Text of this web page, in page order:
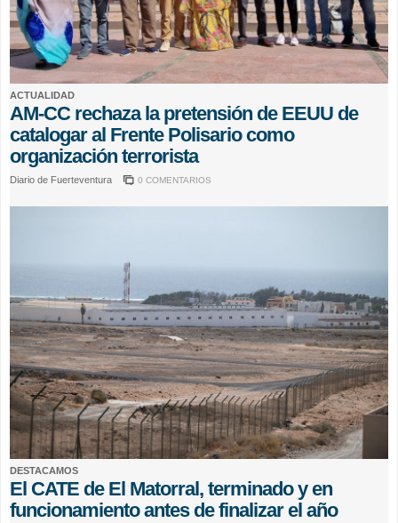
ACTUALIDAD
AM-CC rechaza la pretensión de EEUU de
catalogar al Frente Polisario como
organización terrorista
Diario de Fuerteventura 0 COMENTARIOS
DESTACAMOS
El CATE de El Matorral, terminado y en
funcionamiento antes de finalizar el año